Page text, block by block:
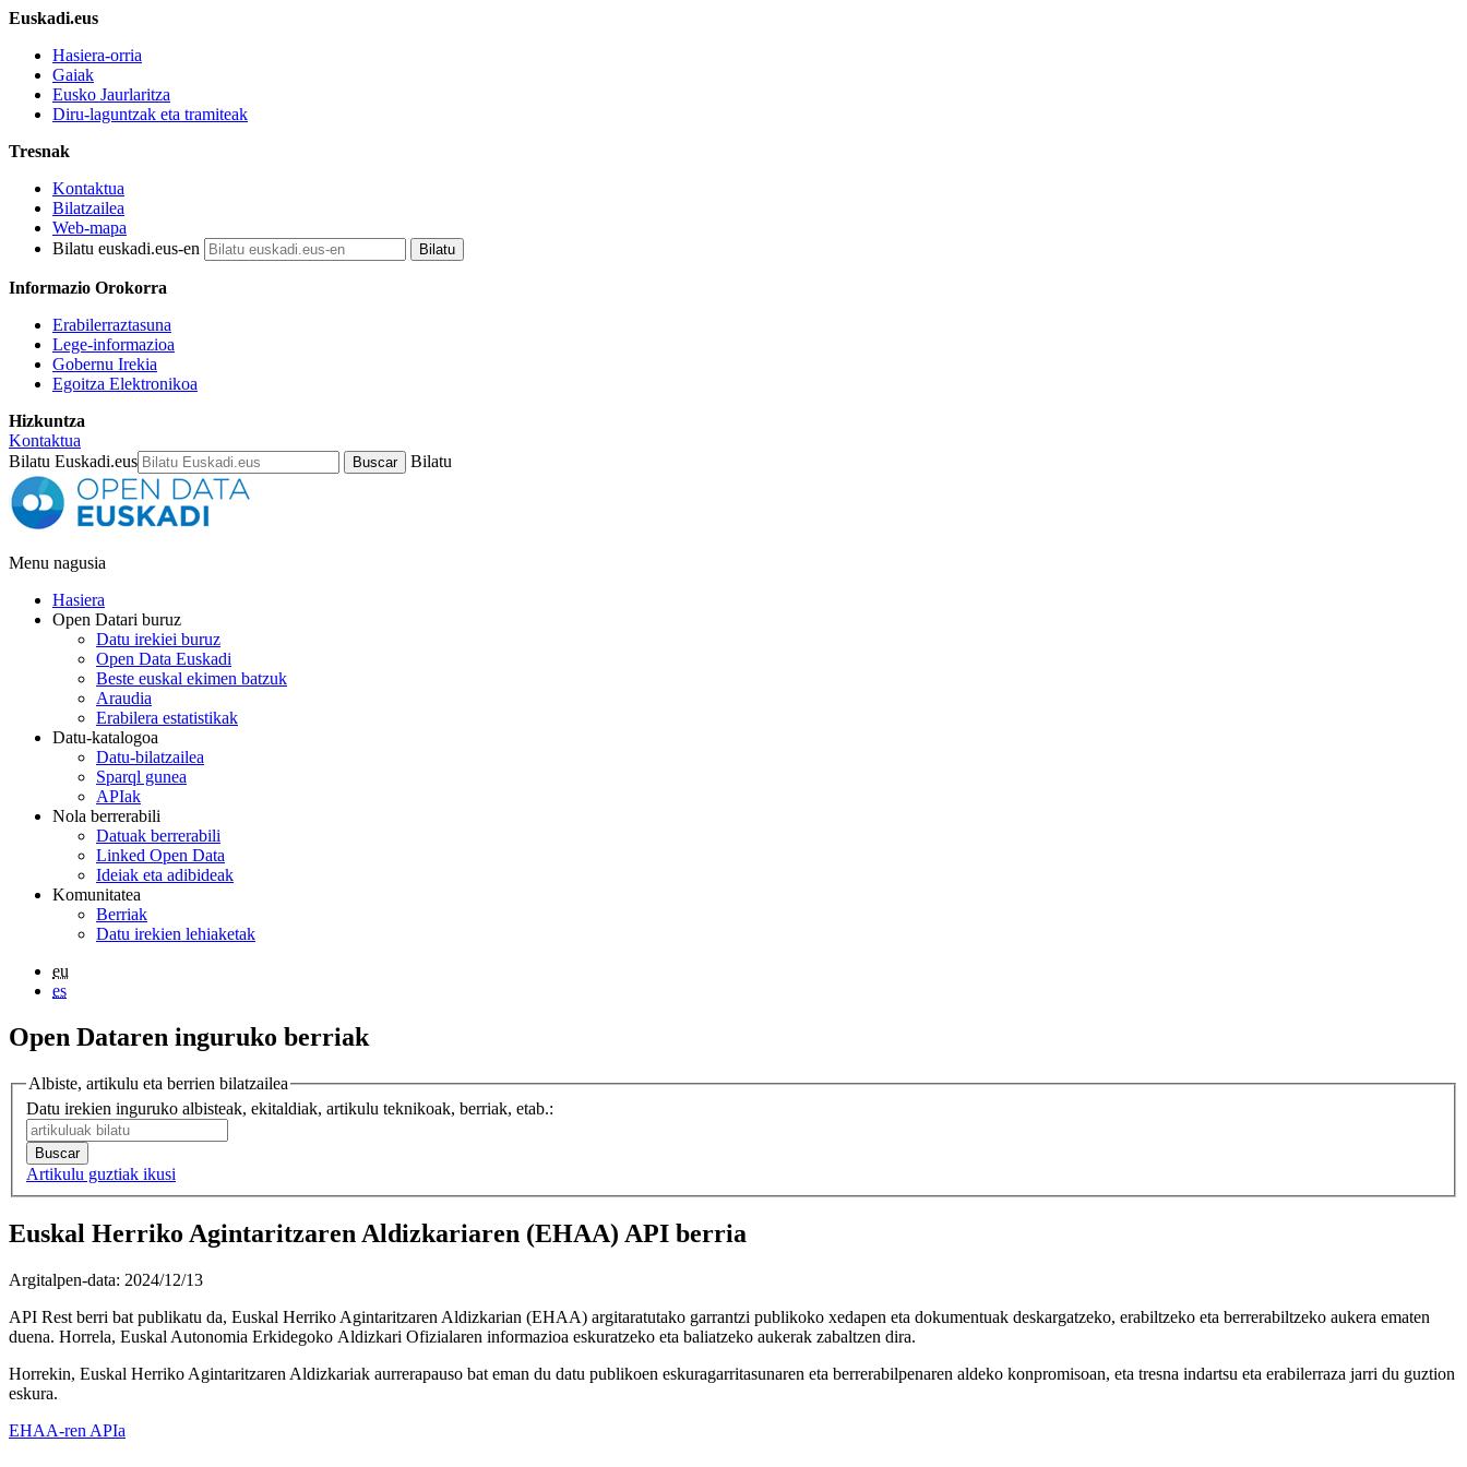
Euskadi.eus
Hasiera-orria
Gaiak
Eusko Jaurlaritza
Diru-laguntzak eta tramiteak
Tresnak
Kontaktua
Bilatzailea
Web-mapa
Bilatu euskadi.eus-en
Informazio Orokorra
Erabilerraztasuna
Lege-informazioa
Gobernu Irekia
Egoitza Elektronikoa
Hizkuntza
Kontaktua
Bilatu Euskadi.eus
Bilatu
Menu nagusia
Hasiera
Open Datari buruz
Datu irekiei buruz
Open Data Euskadi
Beste euskal ekimen batzuk
Araudia
Erabilera estatistikak
Datu-katalogoa
Datu-bilatzailea
Sparql gunea
APIak
Nola berrerabili
Datuak berrerabili
Linked Open Data
Ideiak eta adibideak
Komunitatea
Berriak
Datu irekien lehiaketak
eu
es
Open Dataren inguruko berriak
Albiste, artikulu eta berrien bilatzailea
Datu irekien inguruko albisteak, ekitaldiak, artikulu teknikoak, berriak, etab.:
Artikulu guztiak ikusi
Euskal Herriko Agintaritzaren Aldizkariaren (EHAA) API berria
Argitalpen-data: 2024/12/13
API Rest berri bat publikatu da, Euskal Herriko Agintaritzaren Aldizkarian (EHAA) argitaratutako garrantzi publikoko xedapen eta dokumentuak deskargatzeko, erabiltzeko eta berrerabiltzeko aukera ematen
duena. Horrela, Euskal Autonomia Erkidegoko Aldizkari Ofizialaren informazioa eskuratzeko eta baliatzeko aukerak zabaltzen dira.
Horrekin, Euskal Herriko Agintaritzaren Aldizkariak aurrerapauso bat eman du datu publikoen eskuragarritasunaren eta berrerabilpenaren aldeko konpromisoan, eta tresna indartsu eta erabilerraza jarri du guztion
eskura.
EHAA-ren APIa